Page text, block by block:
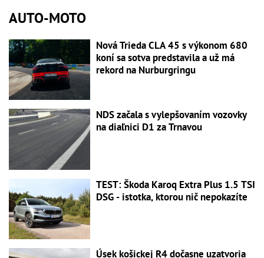
AUTO-MOTO
Nová Trieda CLA 45 s výkonom 680
koní sa sotva predstavila a už má
rekord na Nurburgringu
NDS začala s vylepšovaním vozovky
na diaľnici D1 za Trnavou
TEST: Škoda Karoq Extra Plus 1.5 TSI
DSG - istotka, ktorou nič nepokazíte
Úsek košickej R4 dočasne uzatvoria